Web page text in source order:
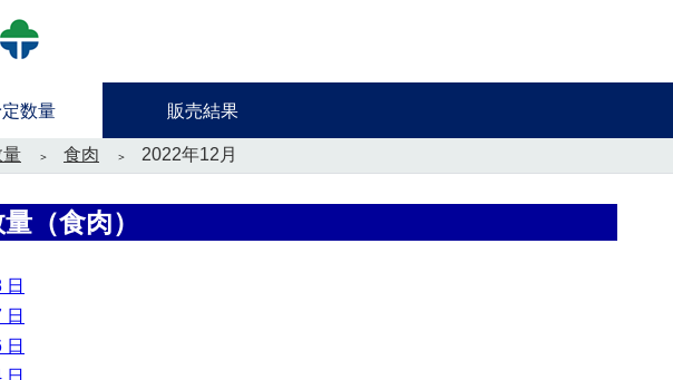
数量 販売結果
量 食肉 2022年12月
（食肉）